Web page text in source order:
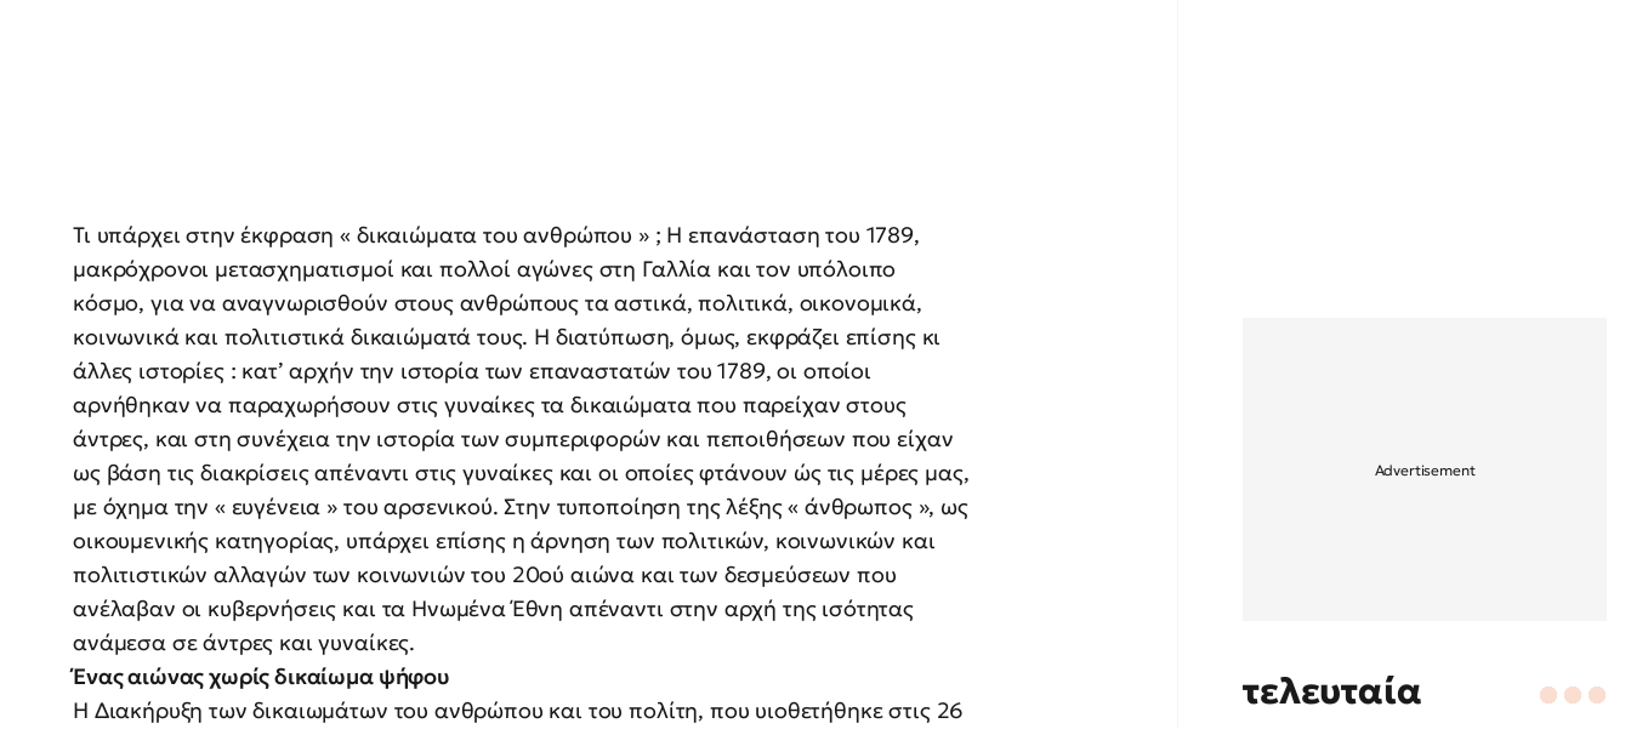
Τι υπάρχει στην έκφραση « δικαιώματα του ανθρώπου » ; Η επανάσταση του 1789,
μακρόχρονοι μετασχηματισμοί και πολλοί αγώνες στη Γαλλία και τον υπόλοιπο
κόσμο, για να αναγνωρισθούν στους ανθρώπους τα αστικά, πολιτικά, οικονομικά,
κοινωνικά και πολιτιστικά δικαιώματά τους. Η διατύπωση, όμως, εκφράζει επίσης κι
άλλες ιστορίες : κατ’ αρχήν την ιστορία των επαναστατών του 1789, οι οποίοι
αρνήθηκαν να παραχωρήσουν στις γυναίκες τα δικαιώματα που παρείχαν στους
άντρες, και στη συνέχεια την ιστορία των συμπεριφορών και πεποιθήσεων που είχαν
ως βάση τις διακρίσεις απέναντι στις γυναίκες και οι οποίες φτάνουν ώς τις μέρες μας,
με όχημα την « ευγένεια » του αρσενικού. Στην τυποποίηση της λέξης « άνθρωπος », ως
οικουμενικής κατηγορίας, υπάρχει επίσης η άρνηση των πολιτικών, κοινωνικών και
πολιτιστικών αλλαγών των κοινωνιών του 20ού αιώνα και των δεσμεύσεων που
ανέλαβαν οι κυβερνήσεις και τα Ηνωμένα Έθνη απέναντι στην αρχή της ισότητας
ανάμεσα σε άντρες και γυναίκες.
Ένας αιώνας χωρίς δικαίωμα ψήφου
Η Διακήρυξη των δικαιωμάτων του ανθρώπου και του πολίτη, που υιοθετήθηκε στις 26
τελευταία